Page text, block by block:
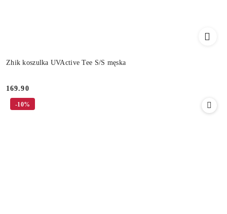
Zhik koszulka UVActive Tee S/S męska
Cena:
169.90
-10%